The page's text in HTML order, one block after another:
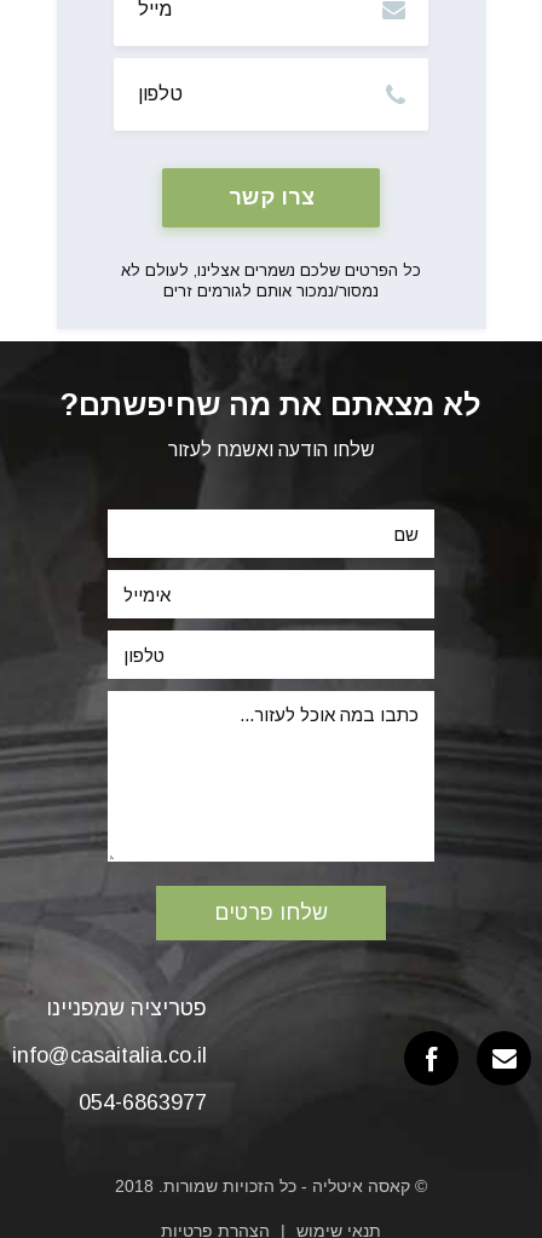
כל הפרטים שלכם נשמרים אצלינו, לעולם לא
נמסור/נמכור אותם לגורמים זרים
לא מצאתם את מה שחיפשתם?
שלחו הודעה ואשמח לעזור
פטריציה שמפניינו
info@casaitalia.co.il
054-6863977
תנאי שימוש הצהרת פרטיות
© קאסה איטליה - כל הזכויות שמורות. 2018